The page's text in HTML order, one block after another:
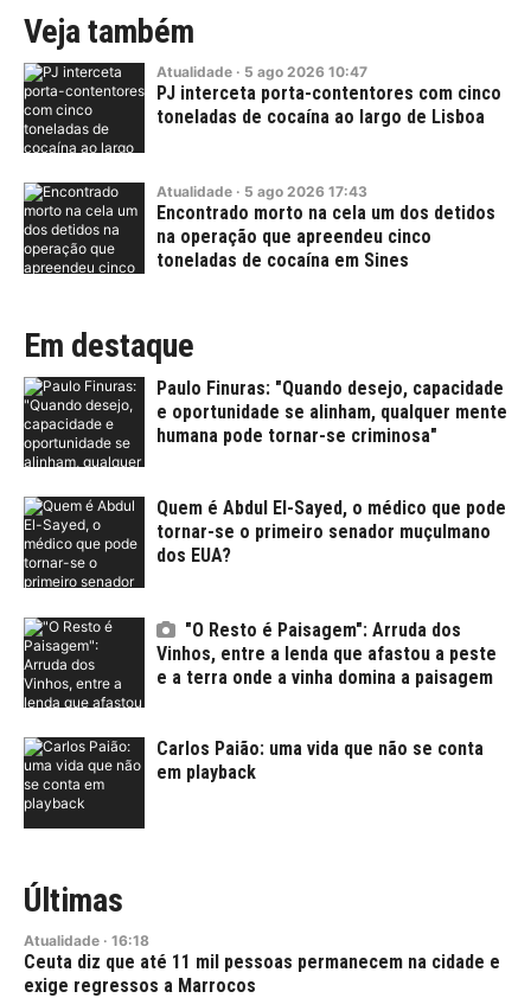
Veja também
Atualidade · 5 ago 2026 10:47
PJ interceta porta-contentores com cinco
toneladas de cocaína ao largo de Lisboa
Atualidade · 5 ago 2026 17:43
Encontrado morto na cela um dos detidos
na operação que apreendeu cinco
toneladas de cocaína em Sines
Em destaque
Paulo Finuras: "Quando desejo, capacidade
e oportunidade se alinham, qualquer mente
humana pode tornar-se criminosa"
Quem é Abdul El-Sayed, o médico que pode
tornar-se o primeiro senador muçulmano
dos EUA?
"O Resto é Paisagem": Arruda dos
Vinhos, entre a lenda que afastou a peste
e a terra onde a vinha domina a paisagem
Carlos Paião: uma vida que não se conta
em playback
Últimas
Atualidade · 16:18
Ceuta diz que até 11 mil pessoas permanecem na cidade e
exige regressos a Marrocos